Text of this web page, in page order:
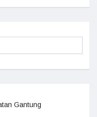
Gantung